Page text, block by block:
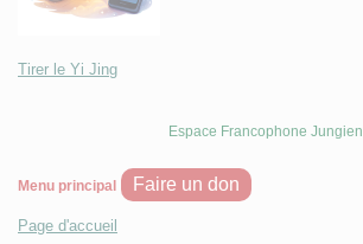
Tirer le Yi Jing
Espace Francophone Jungien
Menu principal Faire un don
Page d'accueil